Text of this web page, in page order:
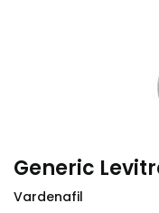
Generic
Vardenafil